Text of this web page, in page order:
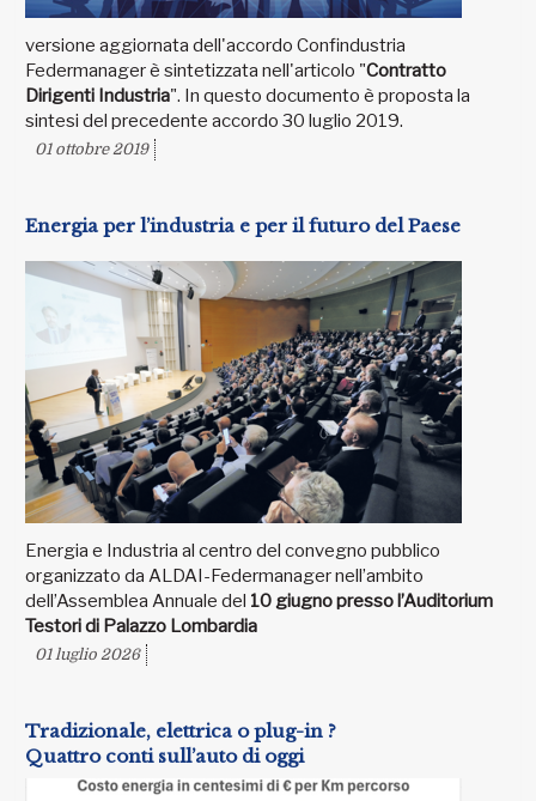
versione aggiornata dell'accordo Confindustria
Federmanager è sintetizzata nell'articolo "Contratto
Dirigenti Industria". In questo documento è proposta la
sintesi del precedente accordo 30 luglio 2019.
01 ottobre 2019
Energia per l’industria e per il futuro del Paese
Energia e Industria al centro del convegno pubblico
organizzato da ALDAI-Federmanager nell’ambito
dell’Assemblea Annuale del 10 giugno presso l’Auditorium
Testori di Palazzo Lombardia
01 luglio 2026
Tradizionale, elettrica o plug-in ?
Quattro conti sull’auto di oggi